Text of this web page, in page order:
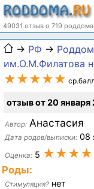
49031 отзыв о 719
→ РФ →
им.О.М.Филатова
★★★★★
отзыв от 20 января
Автор: Анастасия
Дата родов/выписки: 08
Оценка: 5
Роды:
Стимуляция? нет